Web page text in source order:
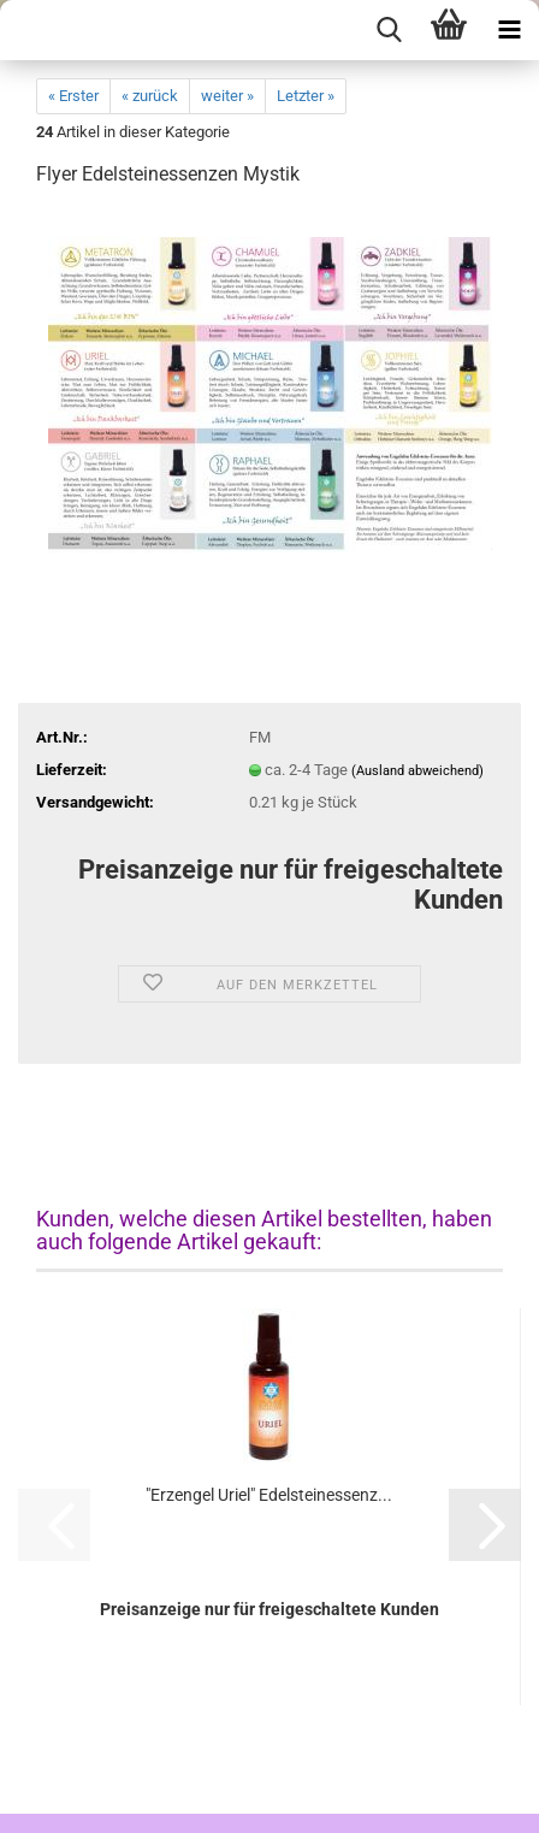
« Erster « zurück weiter »
Letzter »
24 Artikel in dieser Kategorie
Flyer Edelsteinessenzen Mystik
Art.Nr.:
FM
Lieferzeit:
ca. 2-4 Tage (Ausland abweichend)
Versandgewicht: 0.21 kg je Stück
Preisanzeige nur für freigeschaltete
Kunden
AUF DEN MERKZETTEL
Kunden, welche diesen Artikel bestellten, haben
auch folgende Artikel gekauft:
"Erzengel Uriel" Edelsteinessenz...
Preisanzeige nur für freigeschaltete Kunden